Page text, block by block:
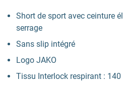
Short de sport avec ceinture
serrage
Sans slip intégré
Logo JAKO
Tissu Interlock respirant :